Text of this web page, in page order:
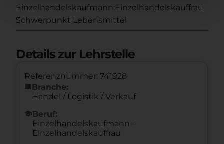
Einzelhandelskaufmann:Einzelhandelskauffrau
Schwerpunkt Lebensmittel
Details zur Lehrstelle
Referenznummer: 741928
folderBranche:
Handel / Logistik / Verkauf
schoolBeruf:
Einzelhandelskaufmann -
Einzelhandelskauffrau